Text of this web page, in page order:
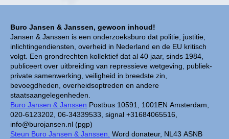
Buro Jansen & Janssen, gewoon inhoud!
Jansen & Janssen is een onderzoeksburo dat politie, justitie,
inlichtingendiensten, overheid in Nederland en de EU kritisch
volgt. Een grondrechten kollektief dat al 40 jaar, sinds 1984,
publiceert over uitbreiding van repressieve wetgeving, publiek-
private samenwerking, veiligheid in breedste zin,
bevoegdheden, overheidsoptreden en andere
staatsaangelegenheden.
Buro Jansen & Janssen Postbus 10591, 1001EN Amsterdam,
020-6123202, 06-34339533, signal +31684065516,
info@burojansen.nl (pgp)
Steun Buro Jansen & Janssen. Word donateur, NL43 ASNB